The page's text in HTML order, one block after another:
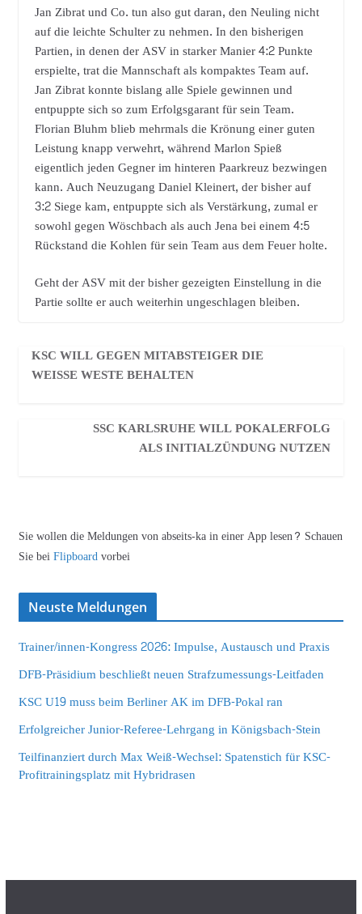
Jan Zibrat und Co. tun also gut daran, den Neuling nicht
auf die leichte Schulter zu nehmen. In den bisherigen
Partien, in denen der ASV in starker Manier 4:2 Punkte
erspielte, trat die Mannschaft als kompaktes Team auf.
Jan Zibrat konnte bislang alle Spiele gewinnen und
entpuppte sich so zum Erfolgsgarant für sein Team.
Florian Bluhm blieb mehrmals die Krönung einer guten
Leistung knapp verwehrt, während Marlon Spieß
eigentlich jeden Gegner im hinteren Paarkreuz bezwingen
kann. Auch Neuzugang Daniel Kleinert, der bisher auf
3:2 Siege kam, entpuppte sich als Verstärkung, zumal er
sowohl gegen Wöschbach als auch Jena bei einem 4:5
Rückstand die Kohlen für sein Team aus dem Feuer holte.
Geht der ASV mit der bisher gezeigten Einstellung in die
Partie sollte er auch weiterhin ungeschlagen bleiben.
KSC WILL GEGEN MITABSTEIGER DIE
WEISSE WESTE BEHALTEN
SSC KARLSRUHE WILL POKALERFOLG
ALS INITIALZÜNDUNG NUTZEN
Sie wollen die Meldungen von abseits-ka in einer App lesen? Schauen
Sie beiFlipboardvorbei
Neuste Meldungen
Trainer/innen-Kongress 2026: Impulse, Austausch und Praxis
DFB-Präsidium beschließt neuen Strafzumessungs-Leitfaden
KSC U19 muss beim Berliner AK im DFB-Pokal ran
Erfolgreicher Junior-Referee-Lehrgang in Königsbach-Stein
Teilfinanziert durch Max Weiß-Wechsel: Spatenstich für KSC-
Profitrainingsplatz mit Hybridrasen